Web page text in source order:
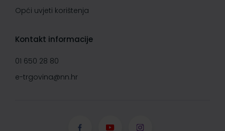
Opći uvjeti korištenja
Kontakt informacije
01 650 28 80
e-trgovina@nn.hr